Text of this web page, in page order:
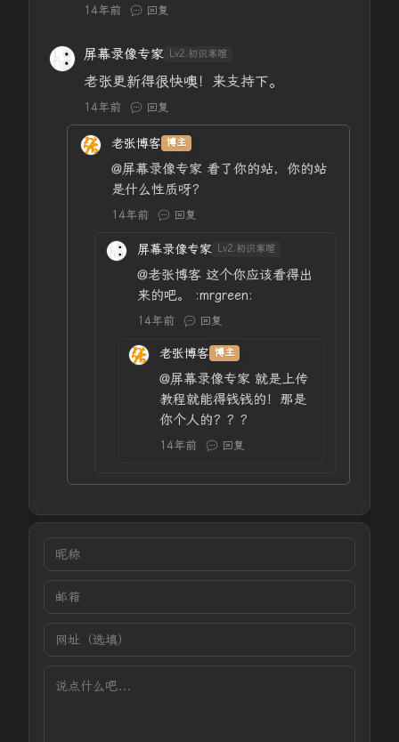
14年前 回复
屏幕录像专家 Lv2.初识寒暄
老张更新得很快噢！来支持下。
14年前 回复
老张博客 博主
@屏幕录像专家 看了你的站，你的站
是什么性质呀？
14年前 回复
屏幕录像专家 Lv2.初识寒暄
@老张博客 这个你应该看得出
来的吧。 :mrgreen:
14年前 回复
老张博客 博主
@屏幕录像专家 就是上传
教程就能得钱钱的！那是
你个人的？？？
14年前 回复